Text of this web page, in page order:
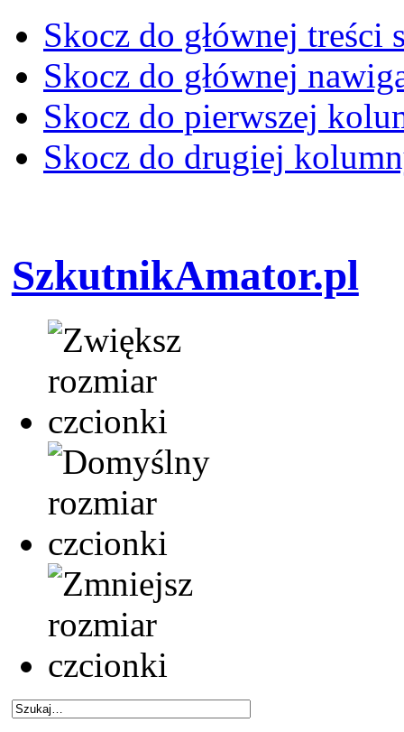
Skocz do głównej treści
Skocz do głównej
Skocz do pierwszej
Skocz do drugiej
SzkutnikAmator.pl